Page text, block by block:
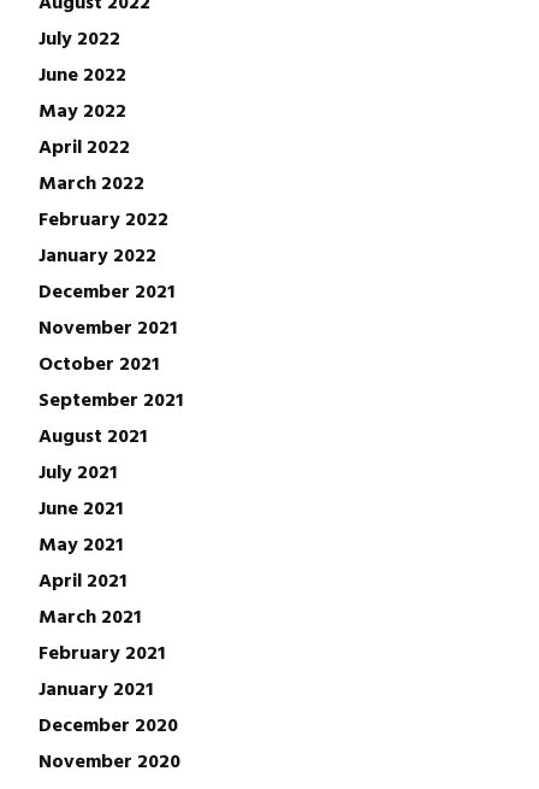
July 2022
June 2022
May 2022
April 2022
March 2022
February 2022
January 2022
December 2021
November 2021
October 2021
September 2021
August 2021
July 2021
June 2021
May 2021
April 2021
March 2021
February 2021
January 2021
December 2020
November 2020